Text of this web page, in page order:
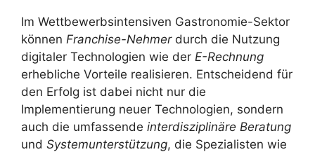
Im Wettbewerbsintensiven Gastronomie-Sektor
können Franchise-Nehmerdurch die Nutzung
digitaler Technologien wie der E-Rechnung
erhebliche Vorteile realisieren. Entscheidend für
den Erfolg ist dabei nicht nur die
Implementierung neuer Technologien, sondern
auch die umfassende interdisziplinäre Beratung
und Systemunterstützung, die Spezialisten wie